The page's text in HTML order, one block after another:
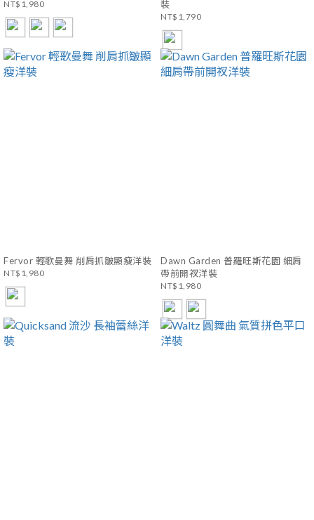
NT$1,980
裝
NT$1,790
Fervor 輕歌曼舞 削肩抓皺顯瘦洋裝
NT$1,980
Dawn Garden 普羅旺斯花園 細肩
帶前開衩洋裝
NT$1,980